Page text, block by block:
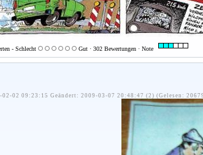
- Schlecht Gut · 302 Bewertungen · Note
02-02 09:23:15 Geändert: 2009-03-07 20:48:47 (2) (Gelesen: